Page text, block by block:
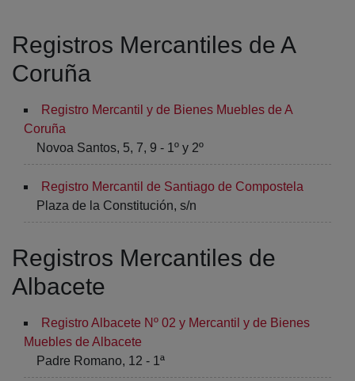
Registros Mercantiles de A
Coruña
Registro Mercantil y de Bienes Muebles de A
Coruña
Novoa Santos, 5, 7, 9 - 1º y 2º
Registro Mercantil de Santiago de Compostela
Plaza de la Constitución, s/n
Registros Mercantiles de
Albacete
Registro Albacete Nº 02 y Mercantil y de Bienes
Muebles de Albacete
Padre Romano, 12 - 1ª